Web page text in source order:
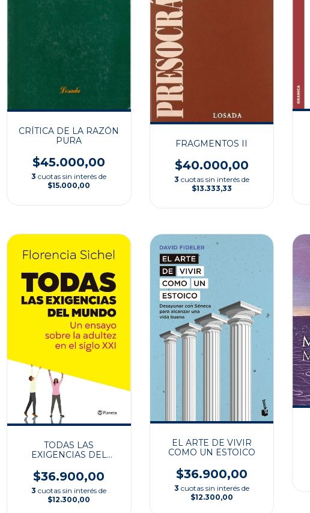
CRÍTICA DE LA RAZÓN
PURA
$45.000,00
3 cuotas sin interés de
$15.000,00
FRAGMENTOS II
$40.000,00
3 cuotas sin interés de
$13.333,33
TODAS LAS
EXIGENCIAS DEL
$36.900,00
3 cuotas sin interés de
$12.300,00
EL ARTE DE VIVIR
COMO UN ESTOICO
$36.900,00
3 cuotas sin interés de
$12.300,00